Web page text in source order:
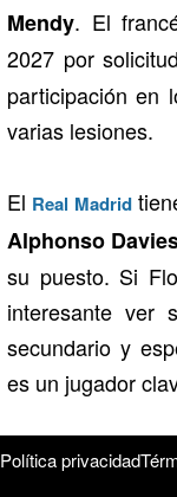
Mendy. El
2027 por
participación en
varias lesiones.
El Real Madrid
Alphonso
su puesto. Si
interesante ver
secundario y
es un jugador
Política privacidad